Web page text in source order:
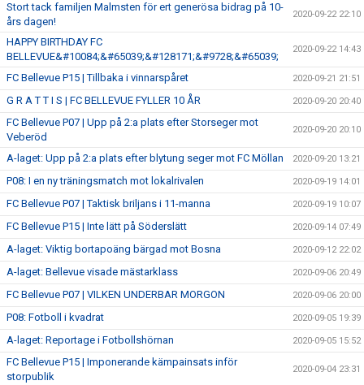
Stort tack familjen Malmsten för ert generösa bidrag på 10-
års dagen!
2020-09-22 22:10
HAPPY BIRTHDAY FC
BELLEVUE&#10084;&#65039;&#128171;&#9728;&#65039;
2020-09-22 14:43
FC Bellevue P15 | Tillbaka i vinnarspåret 2020-09-21 21:51
G R A T T I S | FC BELLEVUE FYLLER 10 ÅR 2020-09-20 20:40
FC Bellevue P07 | Upp på 2:a plats efter Storseger mot
Veberöd
2020-09-20 20:10
A-laget: Upp på 2:a plats efter blytung seger mot FC Möllan 2020-09-20 13:21
P08: I en ny träningsmatch mot lokalrivalen 2020-09-19 14:01
FC Bellevue P07 | Taktisk briljans i 11-manna 2020-09-19 10:07
FC Bellevue P15 | Inte lätt på Söderslätt 2020-09-14 07:49
A-laget: Viktig bortapoäng bärgad mot Bosna 2020-09-12 22:02
A-laget: Bellevue visade mästarklass 2020-09-06 20:49
FC Bellevue P07 | VILKEN UNDERBAR MORGON 2020-09-06 20:00
P08: Fotboll i kvadrat 2020-09-05 19:39
A-laget: Reportage i Fotbollshörnan 2020-09-05 15:52
FC Bellevue P15 | Imponerande kämpainsats inför
storpublik
2020-09-04 23:31